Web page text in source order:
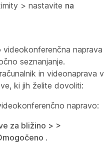
> nastavite na
naprava
seznanjanje.
in videonaprava v
ki jih želite dovoliti:
napravo:
za bližino > >
.